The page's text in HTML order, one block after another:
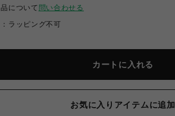
について 問い合わせる
ラッピング不可
カートに入れる
お気に入りアイテムに追加